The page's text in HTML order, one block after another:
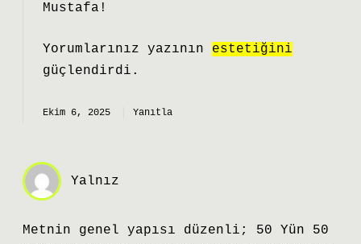
Mustafa!
Yorumlarınız yazının estetiğini
güçlendirdi.
Ekim 6, 2025 Yanıtla
Yalnız
Metnin genel yapısı düzenli; 50 Yün 50